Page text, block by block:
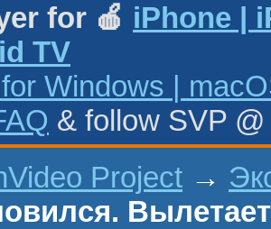
for 🍎 iPhone |
TV
for Windows |
& follow SVP
Project →